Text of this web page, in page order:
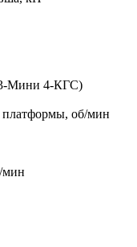
Мини 4-КГС)
платформы, об/мин
мин